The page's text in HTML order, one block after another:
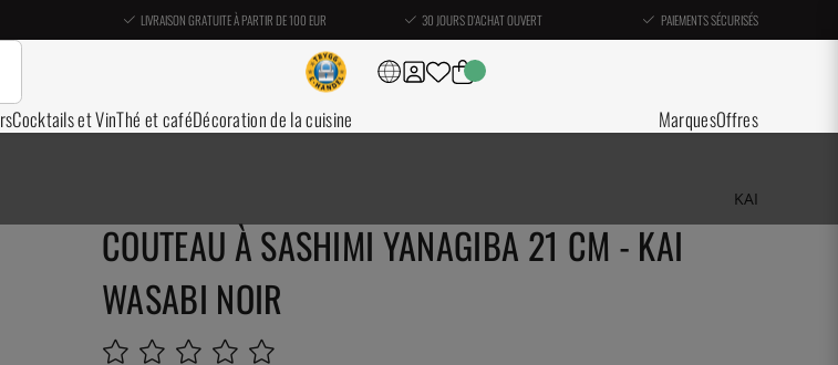
LIVRAISON GRATUITE À PARTIR DE 100 EUR 30 JOURS D'ACHAT OUVERT PAIEMENTS SÉCURISÉS
Cocktails et VinThé et caféDécoration de la cuisine MarquesOffres
KAI
COUTEAU À SASHIMI YANAGIBA 21 CM - KAI
WASABI NOIR